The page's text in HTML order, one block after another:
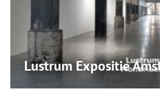
Lustrum Expositie